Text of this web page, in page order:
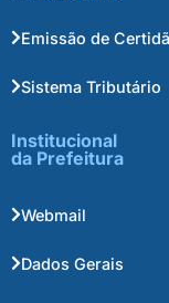
Emissão de
Sistema Tributário
Institucional
da Prefeitura
Webmail
Dados Gerais